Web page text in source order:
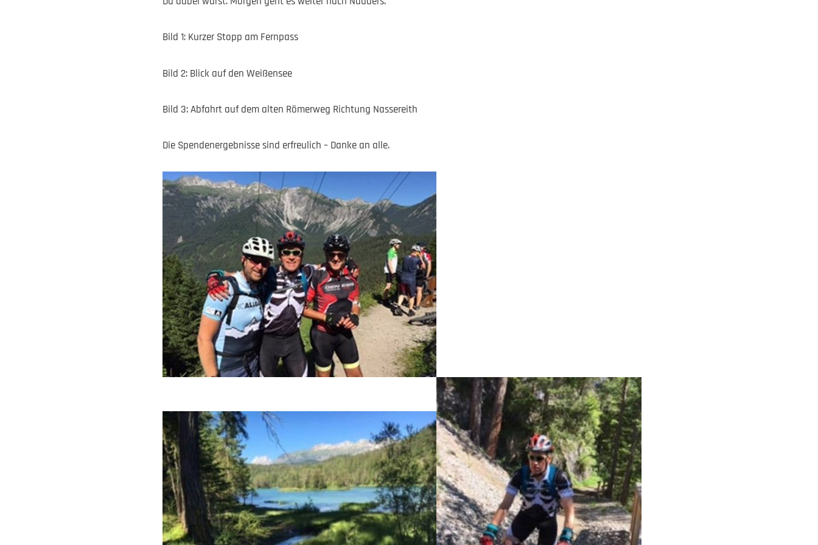
Bild 1: Kurzer Stopp am Fernpass
Bild 2: Blick auf den Weißensee
Bild 3: Abfahrt auf dem alten Römerweg Richtung Nassereith
Die Spendenergebnisse sind erfreulich – Danke an alle.